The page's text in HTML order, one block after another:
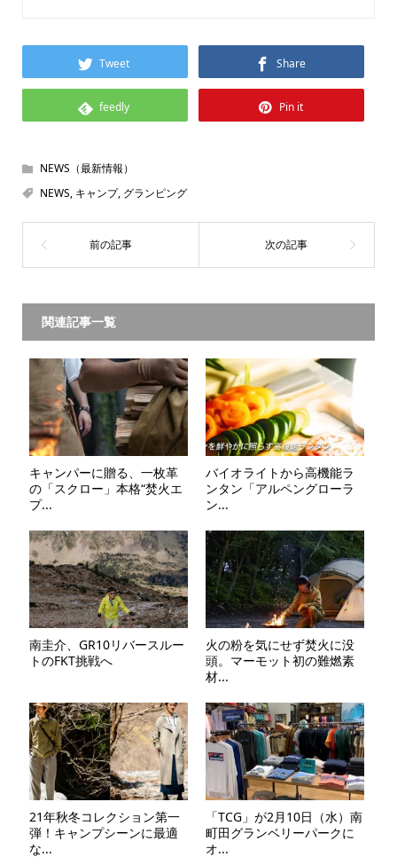
Tweet Share
feedly Pin it
NEWS（最新情報）
NEWS, キャンプ, グランピング
関連記事一覧
キャンパーに贈る、一枚革
の「スクロー」本格“焚火エ
プ...
バイオライトから高機能ラ
ンタン「アルペングローラ
ン...
南圭介、GR10リバースルー
トのFKT挑戦へ
火の粉を気にせず焚火に没
頭。マーモット初の難燃素
材...
21年秋冬コレクション第一
弾！キャンプシーンに最適
な...
「TCG」が2月10日（水）南
町田グランベリーパークに
オ...